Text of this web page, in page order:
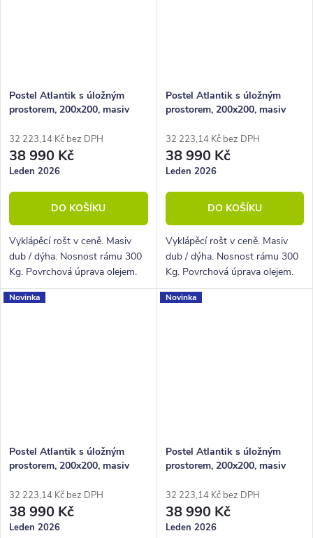
Postel Atlantik s úložným
prostorem, 200x200, masiv
32 223,14 Kč bez DPH
38 990 Kč
Leden 2026
DO KOŠÍKU
Vyklápěcí rošt v ceně. Masiv
dub / dýha. Nosnost rámu 300
Kg. Povrchová úprava olejem.
Postel Atlantik s úložným
prostorem, 200x200, masiv
32 223,14 Kč bez DPH
38 990 Kč
Leden 2026
DO KOŠÍKU
Vyklápěcí rošt v ceně. Masiv
dub / dýha. Nosnost rámu 300
Kg. Povrchová úprava olejem.
Novinka
Postel Atlantik s úložným
prostorem, 200x200, masiv
ekokůže
32 223,14 Kč bez DPH
38 990 Kč
Leden 2026
Novinka
Postel Atlantik s úložným
prostorem, 200x200, masiv
32 223,14 Kč bez DPH
38 990 Kč
Leden 2026